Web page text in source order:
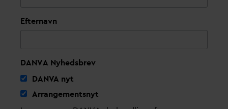
Efternavn
DANVA Nyhedsbrev
DANVA nyt
Arrangementsnyt